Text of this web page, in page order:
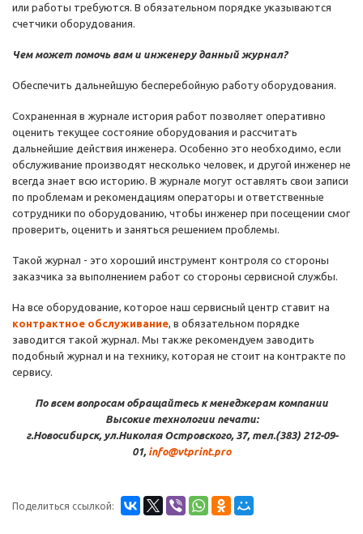
или работы требуются. В обязательном порядке указываются
счетчики оборудования.
Чем может помочь вам и инженеру данный журнал?
Обеспечить дальнейшую бесперебойную работу оборудования.
Сохраненная в журнале история работ позволяет оперативно
оценить текущее состояние оборудования и рассчитать
дальнейшие действия инженера. Особенно это необходимо, если
обслуживание производят несколько человек, и другой инженер не
всегда знает всю историю. В журнале могут оставлять свои записи
по проблемам и рекомендациям операторы и ответственные
сотрудники по оборудованию, чтобы инженер при посещении смог
проверить, оценить и заняться решением проблемы.
Такой журнал - это хороший инструмент контроля со стороны
заказчика за выполнением работ со стороны сервисной службы.
На все оборудование, которое наш сервисный центр ставит на
контрактное обслуживание, в обязательном порядке
заводится такой журнал. Мы также рекомендуем заводить
подобный журнал и на технику, которая не стоит на контракте по
сервису.
По всем вопросам обращайтесь к менеджерам компании
Высокие технологии печати:
г.Новосибирск, ул.Николая Островского, 37, тел.(383) 212-09-
01, info@vtprint.pro
Поделиться ссылкой: